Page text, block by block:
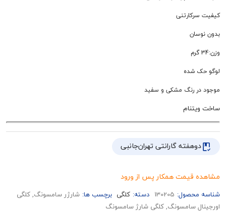
رنگ مشکی و سفید
گارانتی تهران‌جانبی
همکار پس از ورود
130205 دسته: کلگی برچسب ها:
شارژر سامسونگ, کلگی
سامسونگ, کلگی شارژ سامسونگ